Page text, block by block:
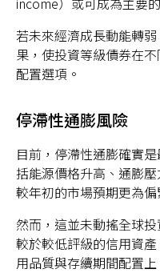
台灣
若未來經濟成長動能轉
果，使投資等級債券在
配置選項。
停滯性通膨風險
目前，停滯性通膨確實
括能源價格升高、通膨
較年初的市場預期更為偏
然而，這並未動搖全球
較於較低評級的信用資
用品質與存續期間配置